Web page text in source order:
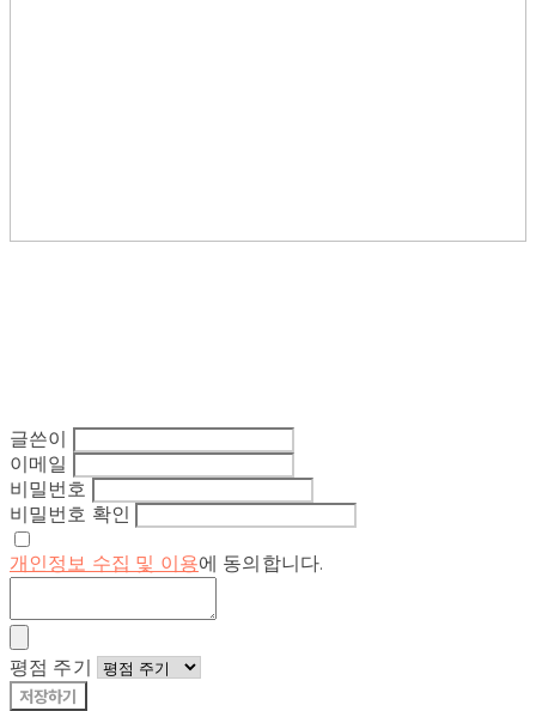
글쓴이
이메일
비밀번호
비밀번호 확인
개인정보 수집 및 이용에 동의합니다.
평점 주기
저장하기